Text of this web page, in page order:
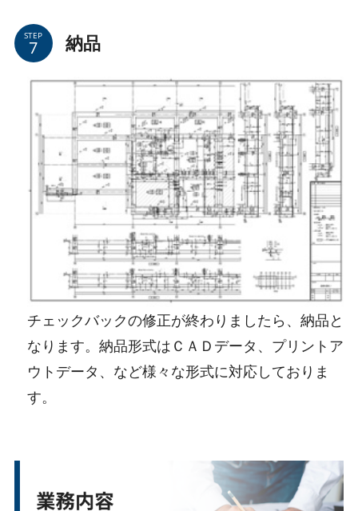
STEP 納品
チェックバックの修正が終わりましたら、納品と
なります。納品形式はＣＡＤデータ、プリントア
ウトデータ、など様々な形式に対応しておりま
す。